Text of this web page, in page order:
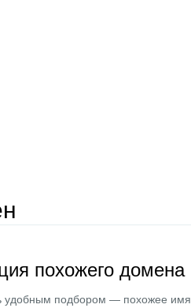
похожего домена
удобным подбором — похожее имя